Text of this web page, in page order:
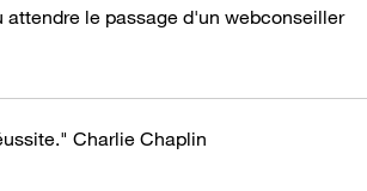
le passage d'un webconseiller
Charlie Chaplin